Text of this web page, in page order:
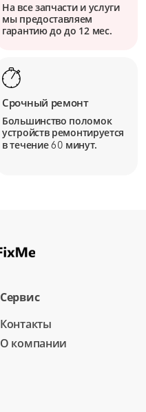
На все запчасти и услуги
мы предоставляем
гарантию до до 12 мес.
Срочный ремонт
Большинство поломок
устройств ремонтируется
в течение60 минут.
Сервис
Контакты
О компании